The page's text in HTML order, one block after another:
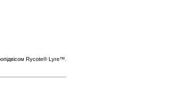
Rycote® Lyre™.